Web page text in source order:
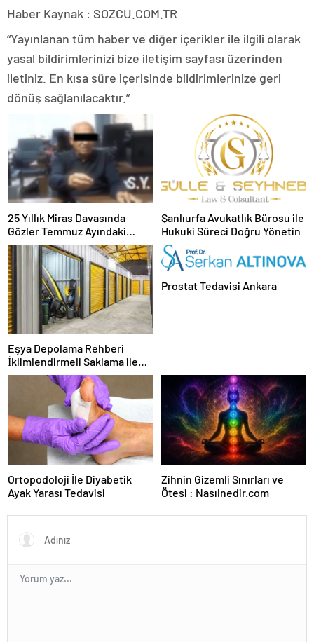
Haber Kaynak : SOZCU.COM.TR
“Yayınlanan tüm haber ve diğer içerikler ile ilgili olarak
yasal bildirimlerinizi bize iletişim sayfası üzerinden
iletiniz. En kısa süre içerisinde bildirimlerinize geri
dönüş sağlanılacaktır.”
25 Yıllık Miras Davasında
Gözler Temmuz Ayındaki
Karar Duruşmasına Çevrildi
Şanlıurfa Avukatlık Bürosu ile
Hukuki Süreci Doğru Yönetin
Eşya Depolama Rehberi
İklimlendirmeli Saklama ile
Güvenli Kullanım
Prostat Tedavisi Ankara
Ortopodoloji İle Diyabetik
Ayak Yarası Tedavisi
Zihnin Gizemli Sınırları ve
Ötesi : Nasılnedir.com